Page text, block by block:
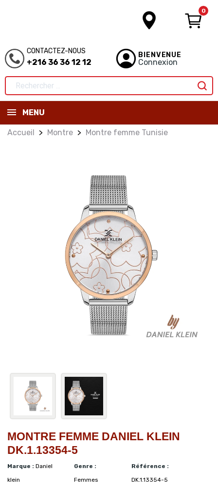
0
CONTACTEZ-NOUS
+216 36 36 12 12
BIENVENUE
Connexion
MENU
Accueil Montre Montre femme Tunisie
MONTRE FEMME DANIEL KLEIN
DK.1.13354-5
Marque : Daniel
klein
Genre :
Femmes
Référence :
DK.1.13354-5